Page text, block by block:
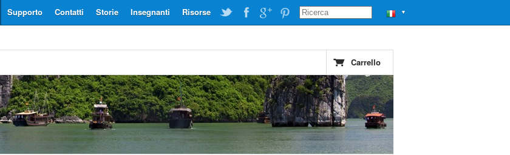
▼
Risorse
Insegnanti
Storie
Contatti
Supporto
Carrello